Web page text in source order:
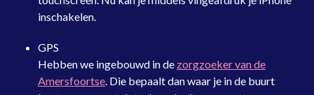
inschakelen.
GPS
Hebben we ingebouwd in de zorgzoeker van de
Amersfoortse. Die bepaalt dan waar je in de buurt